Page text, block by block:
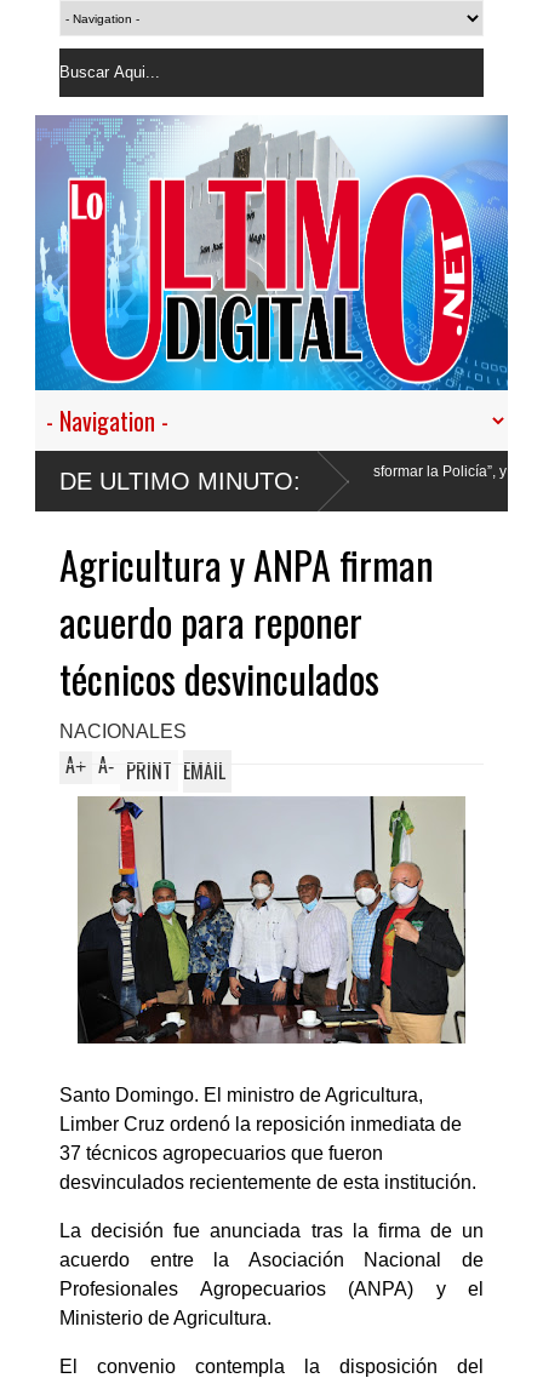
DE ULTIMO MINUTO:
vamos a desistir en nuestro empeño de transformar la Policía”, y promete
Agricultura y ANPA firman
acuerdo para reponer
técnicos desvinculados
NACIONALES
A+ A- PRINT EMAIL
Santo Domingo. El ministro de Agricultura,
Limber Cruz ordenó la reposición inmediata de
37 técnicos agropecuarios que fueron
desvinculados recientemente de esta institución.
La decisión fue anunciada tras la firma de un
acuerdo entre la Asociación Nacional de
Profesionales Agropecuarios (ANPA) y el
Ministerio de Agricultura.
El convenio contempla la disposición del